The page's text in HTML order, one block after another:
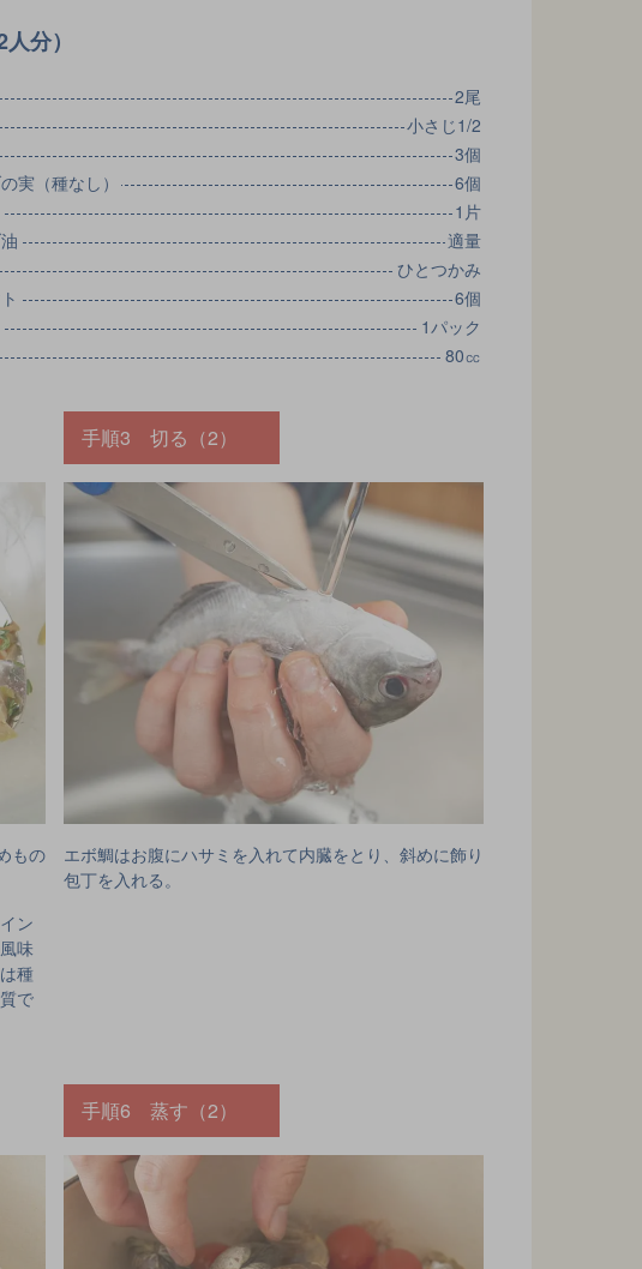
分）
2尾
小さじ1/2
3個
実（種なし）
6個
1片
適量
ひとつかみ
6個
1パック
80㏄
もの
ン
味
種
で
手順3 切る（2）
エボ鯛はお腹にハサミを入れて内臓をとり、斜めに飾り
包丁を入れる。
手順6 蒸す（2）